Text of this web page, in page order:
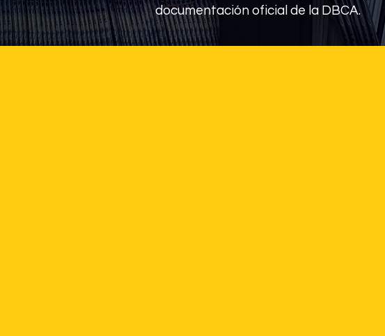
documentación oficial de la DBCA.